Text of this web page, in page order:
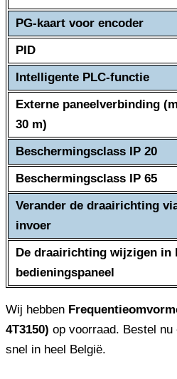
PG-kaart voor encoder
PID
Intelligente PLC-functie
Externe paneelverbinding
30 m)
Beschermingsclass IP 20
Beschermingsclass IP 65
Verander de draairichting
invoer
De draairichting wijzigen in
bedieningspaneel
Wij hebben
4T3150) op voorraad. Bestel
snel in heel België.